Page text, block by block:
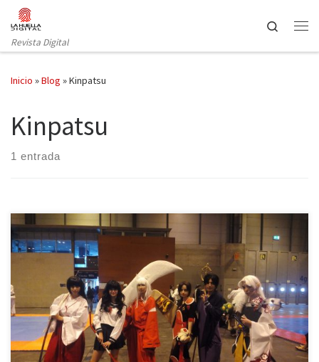
Saltar al contenido
Revista Digital
Search
Inicio »Blog »Kinpatsu
Kinpatsu
1 entrada
Uno de los eventos más importantes del mundo otaku, Japan
Weekend, abrió sus puertas una vez más durante los días 30 de
septiembre y 1 de octubre en el recinto ferial Ifema de Madrid. La
asistencia fue tan masiva que incluso se llegó a batir el récord de
visitantes el […]